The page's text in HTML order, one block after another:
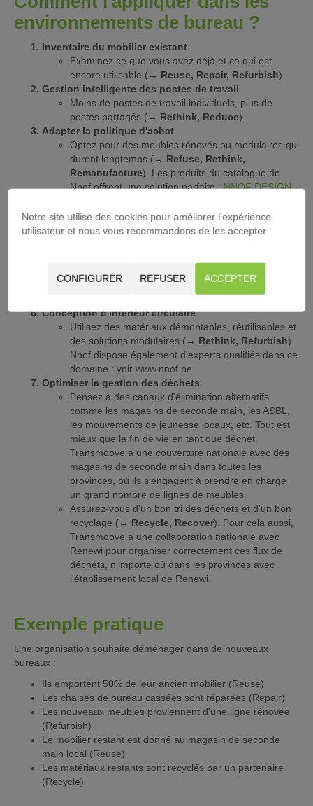
environnements de bureau ?
Inventaire du mobilier existant
Examinez ce que vous avez déjà et ce qui est
encore utilisable ( → Reuse, Repair, Refurbish).
Gestion intelligente des postes de travail
Moins de postes de travail individuels, plus de
postes partagés ( → Rethink, Reduce).
Adapter la politique d'achat
Optez pour des meubles rénovés ou modulaires qui
durent longtemps ( → Refuse, Rethink,
Remanufacture). Les produits du catalogue de
Nnof offrent une solution parfaite : NNOF DESIGN -
Collaborer avec des fournisseurs circulaires
Travaillez avec des partenaires qui reprennent et
Encouragez l'utilisation consciente des matériaux et
Conception d'intérieur circulaire
Utilisez des matériaux démontables, réutilisables et
des solutions modulaires ( → Rethink, Refurbish).
Nnof dispose également d'experts qualifiés dans ce
domaine : voir www.nnof.be
Optimiser la gestion des déchets
Pensez à des canaux d'élimination alternatifs
comme les magasins de seconde main, les ASBL,
les mouvements de jeunesse locaux, etc. Tout est
mieux que la fin de vie en tant que déchet.
Transmoove a une couverture nationale avec des
magasins de seconde main dans toutes les
provinces, où ils s'engagent à prendre en charge
un grand nombre de lignes de meubles.
Assurez-vous d'un bon tri des déchets et d'un bon
recyclage (→ Recycle, Recover). Pour cela aussi,
Transmoove a une collaboration nationale avec
Renewi pour organiser correctement ces flux de
déchets, n'importe où dans les provinces avec
l'établissement local de Renewi.
Exemple pratique
Une organisation souhaite déménager dans de nouveaux
bureaux :
Ils emportent 50% de leur ancien mobilier (Reuse)
Les chaises de bureau cassées sont réparées (Repair)
Les nouveaux meubles proviennent d'une ligne rénovée
(Refurbish)
Le mobilier restant est donné au magasin de seconde
main local (Reuse)
Les matériaux restants sont recyclés par un partenaire
(Recycle)
Notre site utilise des cookies pour améliorer l'expérience
utilisateur et nous vous recommandons de les accepter.
CONFIGURER REFUSER ACCEPTER